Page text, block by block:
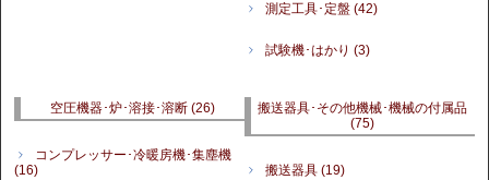
測定工具･定盤 (42)
試験機･はかり (3)
空圧機器･炉･溶接･溶断(26)
コンプレッサー･冷暖房機･集塵機
(16)
搬送器具･その他機械･機械の付属品
(75)
搬送器具 (19)